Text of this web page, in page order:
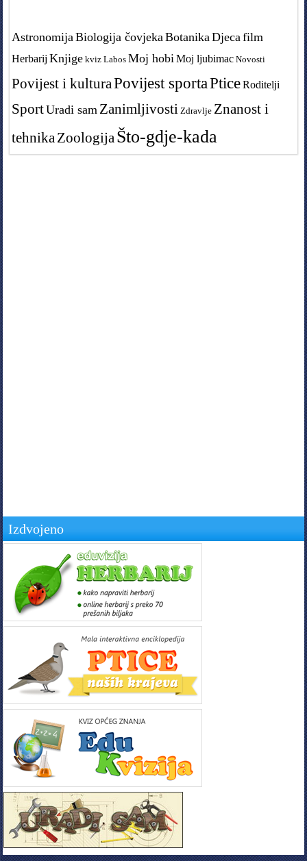
Astronomija Biologija čovjeka Botanika Djeca film
Herbarij Knjige kviz Labos Moj hobi Moj ljubimac Novosti
Povijest i kulturaPovijest sportaPtice Roditelji
SportUradi sam Zanimljivosti Zdravlje Znanost i
tehnika Zoologija Što-gdje-kada
Izdvojeno